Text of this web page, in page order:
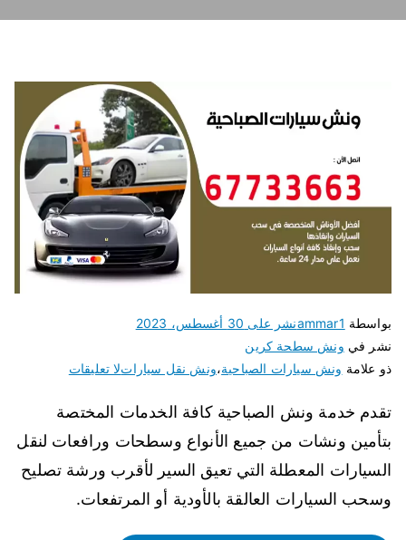
بواسطة ammar1نشر على 30 أغسطس، 2023
نشر في ونش سطحة كرين
ذو علامة ونش سيارات الصباحية،ونش نقل سياراتلا تعليقات
تقدم خدمة ونش الصباحية كافة الخدمات المختصة
بتأمين ونشات من جميع الأنواع وسطحات ورافعات لنقل
السيارات المعطلة التي تعيق السير لأقرب ورشة تصليح
وسحب السيارات العالقة بالأودية أو المرتفعات.